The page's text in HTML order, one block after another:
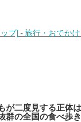
プ] - 旅行・おでか
が二度見する正体
群の全国の食べ歩